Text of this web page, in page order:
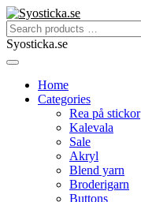
Syosticka.se
Home
Categories
Rea på stickor
Kalevala
Sale
Akryl
Blend yarn
Broderigarn
Buttons